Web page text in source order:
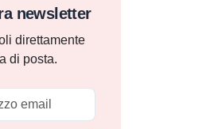
newsletter
direttamente
di posta.